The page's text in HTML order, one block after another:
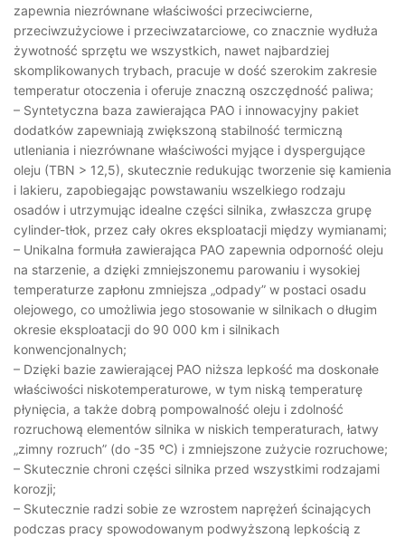
zapewnia niezrównane właściwości przeciwcierne,
przeciwzużyciowe i przeciwzatarciowe, co znacznie wydłuża
żywotność sprzętu we wszystkich, nawet najbardziej
skomplikowanych trybach, pracuje w dość szerokim zakresie
temperatur otoczenia i oferuje znaczną oszczędność paliwa;
– Syntetyczna baza zawierająca PAO i innowacyjny pakiet
dodatków zapewniają zwiększoną stabilność termiczną
utleniania i niezrównane właściwości myjące i dyspergujące
oleju (TBN > 12,5), skutecznie redukując tworzenie się kamienia
i lakieru, zapobiegając powstawaniu wszelkiego rodzaju
osadów i utrzymując idealne części silnika, zwłaszcza grupę
cylinder-tłok, przez cały okres eksploatacji między wymianami;
– Unikalna formuła zawierająca PAO zapewnia odporność oleju
na starzenie, a dzięki zmniejszonemu parowaniu i wysokiej
temperaturze zapłonu zmniejsza „odpady” w postaci osadu
olejowego, co umożliwia jego stosowanie w silnikach o długim
okresie eksploatacji do 90 000 km i silnikach
konwencjonalnych;
– Dzięki bazie zawierającej PAO niższa lepkość ma doskonałe
właściwości niskotemperaturowe, w tym niską temperaturę
płynięcia, a także dobrą pompowalność oleju i zdolność
rozruchową elementów silnika w niskich temperaturach, łatwy
„zimny rozruch” (do -35 ºC) i zmniejszone zużycie rozruchowe;
– Skutecznie chroni części silnika przed wszystkimi rodzajami
korozji;
– Skutecznie radzi sobie ze wzrostem naprężeń ścinających
podczas pracy spowodowanym podwyższoną lepkością z